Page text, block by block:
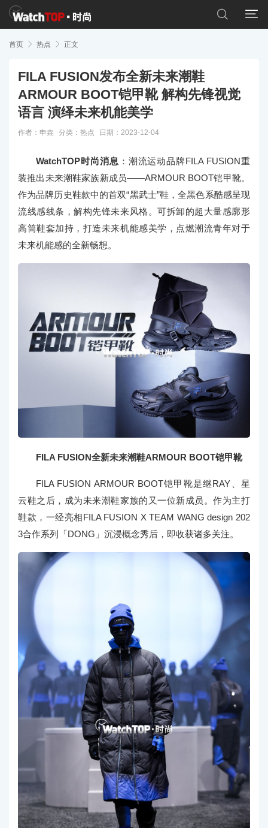


首页  热点  正文
FILA FUSION发布全新未来潮鞋
ARMOUR BOOT铠甲靴 解构先锋视觉
语言 演绎未来机能美学
作者：申垚 分类： 热点 日期：2023-12-04
WatchTOP时尚消息 ：潮流运动品牌FILA FUSION重
装推出未来潮鞋家族新成员——ARMOUR BOOT铠甲靴。
作为品牌历史鞋款中的首双“黑武士”鞋，全黑色系酷感呈现
流线感线条，解构先锋未来风格。可拆卸的超大量感廓形
高筒鞋套加持，打造未来机能感美学，点燃潮流青年对于
未来机能感的全新畅想。
FILA FUSION全新未来潮鞋ARMOUR BOOT铠甲靴
FILA FUSION ARMOUR BOOT铠甲靴是继RAY、星
云鞋之后，成为未来潮鞋家族的又一位新成员。作为主打
鞋款，一经亮相FILA FUSION X TEAM WANG design 202
3合作系列「DONG」沉浸概念秀后，即收获诸多关注。